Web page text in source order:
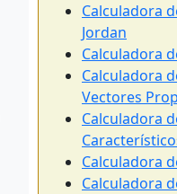
Calculadora
Jordan
Calculadora
Calculadora
Vectores
Calculadora
Calculadora
Calculadora